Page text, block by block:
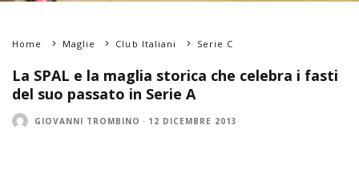
Home Maglie Club Italiani Serie C
La SPAL e la maglia storica che celebra i fasti
del suo passato in Serie A
GIOVANNI TROMBINO · 12 DICEMBRE 2013